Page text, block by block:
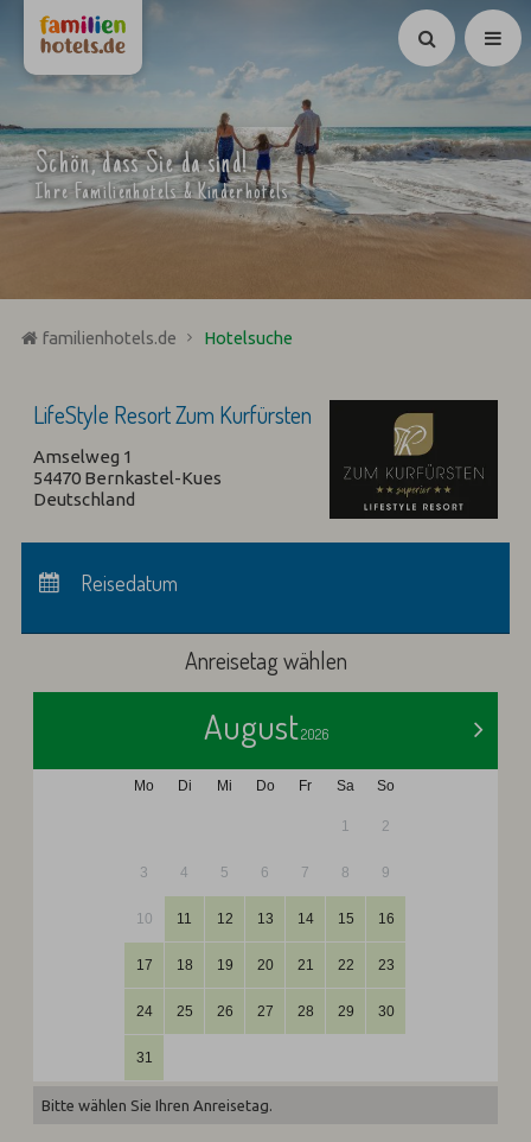
Suchen
Schön, dass Sie da sind!
Ihre Familienhotels & Kinderhotels
familienhotels.de Hotelsuche
LifeStyle Resort Zum Kurfürsten
Amselweg 1
54470 Bernkastel-Kues
Deutschland
Abreise:keine Auswahl
Reisedatum
Anreisetag wählen
>
August2026
Mo Di Mi Do Fr Sa So
1 2
3 4 5 6 7 8 9
10 11 12 13 14 15 16
17 18 19 20 21 22 23
24 25 26 27 28 29 30
31
Bitte wählen Sie Ihren Anreisetag.